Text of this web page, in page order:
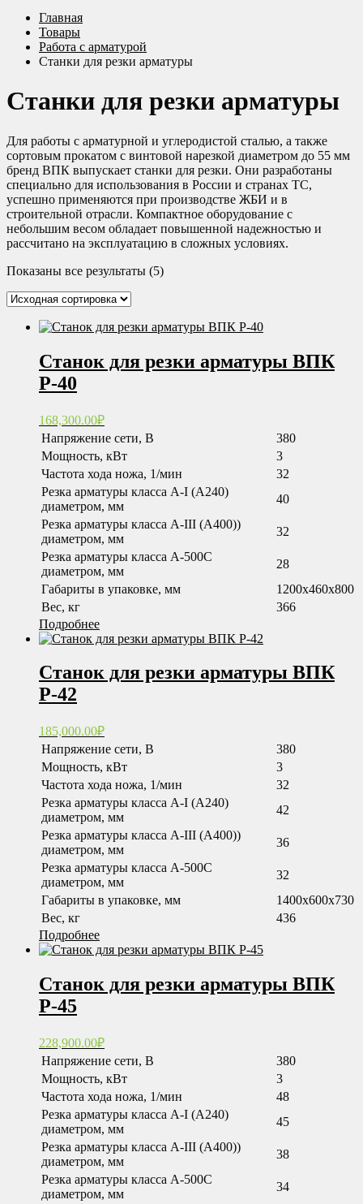
Главная
Товары
Работа с арматурой
Станки для резки арматуры
Станки для резки арматуры
Для работы с арматурной и углеродистой сталью, а также
сортовым прокатом с винтовой нарезкой диаметром до 55 мм
бренд ВПК выпускает станки для резки. Они разработаны
специально для использования в России и странах ТС,
успешно применяются при производстве ЖБИ и в
строительной отрасли. Компактное оборудование с
небольшим весом обладает повышенной надежностью и
рассчитано на эксплуатацию в сложных условиях.
Показаны все результаты (5)
Станок для резки арматуры ВПК
Р-40
168,300.00₽
Напряжение сети, В
380
Мощность, кВт
3
Частота хода ножа, 1/мин
32
Резка арматуры класса А-I (А240)
диаметром, мм
40
Резка арматуры класса А-III (А400))
диаметром, мм
32
Резка арматуры класса А-500С
диаметром, мм
28
Габариты в упаковке, мм
1200х460х800
Вес, кг
366
Подробнее
Станок для резки арматуры ВПК
Р-42
185,000.00₽
Напряжение сети, В
380
Мощность, кВт
3
Частота хода ножа, 1/мин
32
Резка арматуры класса А-I (А240)
диаметром, мм
42
Резка арматуры класса А-III (А400))
диаметром, мм
36
Резка арматуры класса А-500С
диаметром, мм
32
Габариты в упаковке, мм
1400х600х730
Вес, кг
436
Подробнее
Станок для резки арматуры ВПК
Р-45
228,900.00₽
Напряжение сети, В
380
Мощность, кВт
3
Частота хода ножа, 1/мин
48
Резка арматуры класса А-I (А240)
диаметром, мм
45
Резка арматуры класса А-III (А400))
диаметром, мм
38
Резка арматуры класса А-500С
диаметром, мм
34